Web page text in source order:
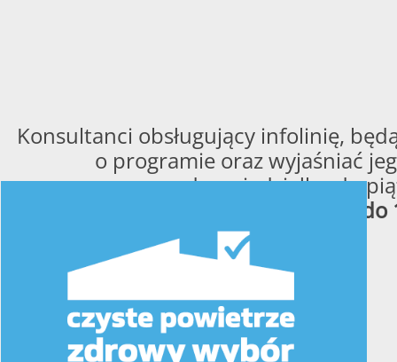
Konsultanci obsługujący infolinię,
o programie oraz wyjaśniać
od poniedziałku do
od 8:00